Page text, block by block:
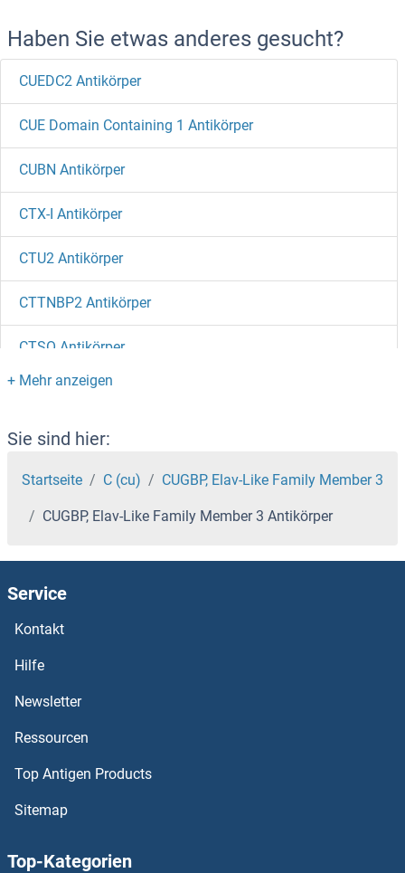
Haben Sie etwas anderes gesucht?
CUEDC2 Antikörper
CUE Domain Containing 1 Antikörper
CUBN Antikörper
CTX-I Antikörper
CTU2 Antikörper
CTTNBP2 Antikörper
CTSO Antikörper
CTSC Antikörper
CTSA Antikörper
CTRP7 Antikörper
CTRP6 Antikörper
CTR9 Antikörper
CTPS2 Antikörper
CTP Synthase Antikörper
Sie sind hier:
Startseite C (cu) CUGBP, Elav-Like Family Member 3
CUGBP, Elav-Like Family Member 3 Antikörper
Service
Kontakt
Hilfe
Newsletter
Ressourcen
Top Antigen Products
Sitemap
Top-Kategorien